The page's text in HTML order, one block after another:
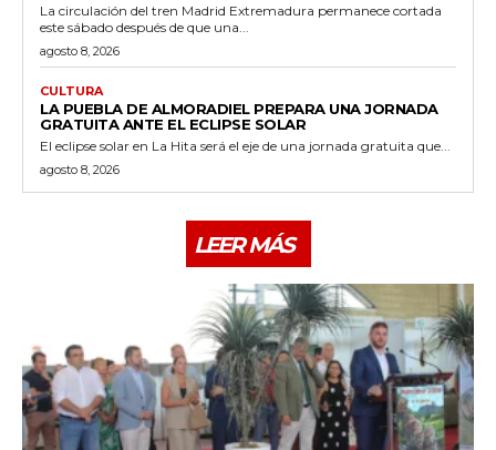
La circulación del tren Madrid Extremadura permanece cortada
este sábado después de que una...
agosto 8, 2026
CULTURA
LA PUEBLA DE ALMORADIEL PREPARA UNA JORNADA
GRATUITA ANTE EL ECLIPSE SOLAR
El eclipse solar en La Hita será el eje de una jornada gratuita que...
agosto 8, 2026
LEER MÁS